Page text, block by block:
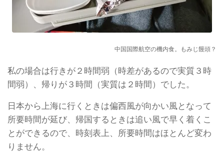
中国国際航空の機内食。もみじ饅頭？
私の場合は行きが２時間弱（時差があるので実質３時
間弱）、帰りが３時間（実質は２時間）でした。
日本から上海に行くときは偏西風が向かい風となって
所要時間が延び、帰国するときは追い風で早く着くこ
とができるので、時刻表上、所要時間はほとんど変わ
りません。